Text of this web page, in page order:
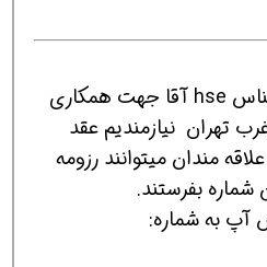
13- به یک افسر ویک کارشناس hse آقا جهت همکاری
تهران نیازمندیم عقد
مندان میتوانند رزومه
بفرستند.
آپ به شماره: